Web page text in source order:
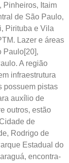
Pinheiros, Itaim
de São Paulo,
Pirituba e Vila
Lazer e áreas
Paulo[20],
A região
infraestrutura
possuem pistas
auxílio de
outros, estão
de
Rodrigo de
Estadual do
encontra-